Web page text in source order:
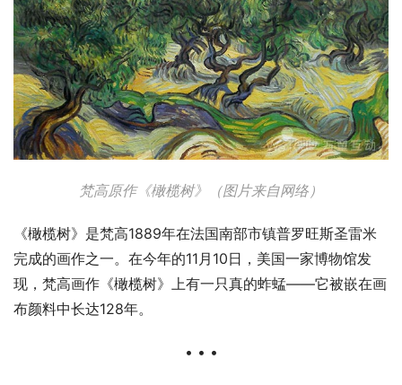
梵高原作《橄榄树》（图片来自网络）
《橄榄树》是梵高1889年在法国南部市镇普罗旺斯圣雷米
完成的画作之一。在今年的11月10日，美国一家博物馆发
现，梵高画作《橄榄树》上有一只真的蚱蜢——它被嵌在画
布颜料中长达128年。
• • •